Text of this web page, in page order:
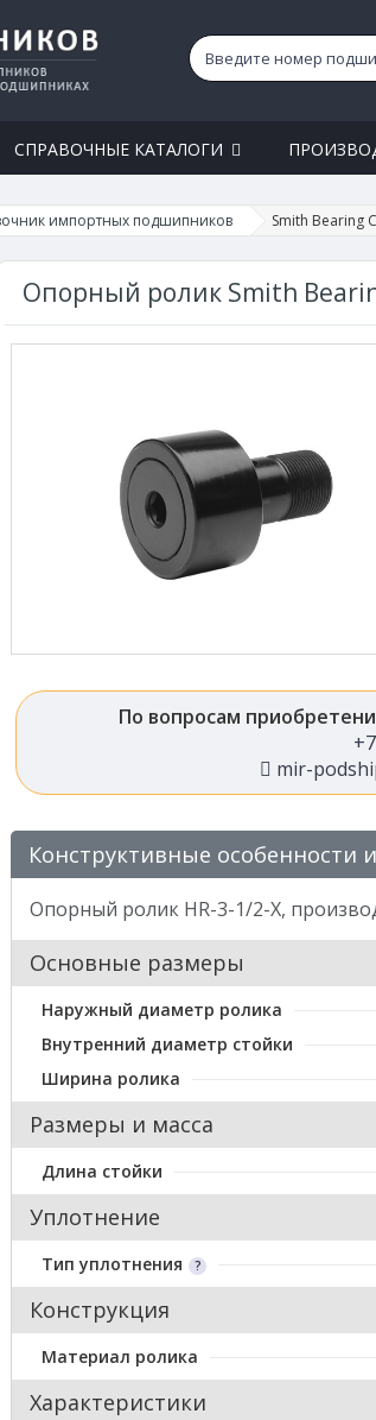
СПРАВОЧНЫЕ КАТАЛОГИ
импортных подшипников Smith Bearing
Опорный ролик Smith
По вопросам
mir-
Конструктивные особенности
Опорный ролик HR-3-1/2-X,
Основные размеры
Наружный диаметр ролика
Внутренний диаметр стойки
Ширина ролика
Размеры и масса
Длина стойки
Уплотнение
Тип уплотнения
Конструкция
Материал ролика
Характеристики